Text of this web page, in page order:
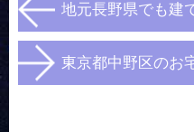
地元長野県でも建
東京都中野区のお